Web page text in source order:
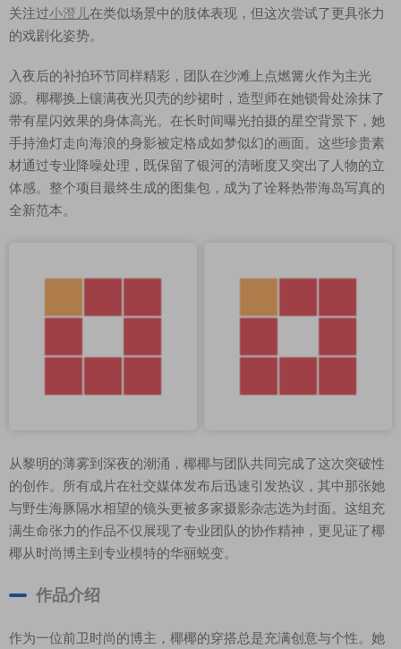
关注过小澄儿在类似场景中的肢体表现，但这次尝试了更具张力
的戏剧化姿势。
入夜后的补拍环节同样精彩，团队在沙滩上点燃篝火作为主光
源。椰椰换上镶满夜光贝壳的纱裙时，造型师在她锁骨处涂抹了
带有星闪效果的身体高光。在长时间曝光拍摄的星空背景下，她
手持渔灯走向海浪的身影被定格成如梦似幻的画面。这些珍贵素
材通过专业降噪处理，既保留了银河的清晰度又突出了人物的立
体感。整个项目最终生成的图集包，成为了诠释热带海岛写真的
全新范本。
从黎明的薄雾到深夜的潮涌，椰椰与团队共同完成了这次突破性
的创作。所有成片在社交媒体发布后迅速引发热议，其中那张她
与野生海豚隔水相望的镜头更被多家摄影杂志选为封面。这组充
满生命张力的作品不仅展现了专业团队的协作精神，更见证了椰
椰从时尚博主到专业模特的华丽蜕变。
作品介绍
作为一位前卫时尚的博主，椰椰的穿搭总是充满创意与个性。她